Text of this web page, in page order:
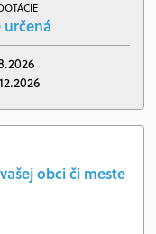
určená
obci či meste